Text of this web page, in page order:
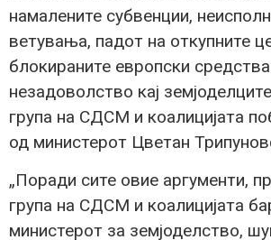
намалените субвенции,
ветувања, падот на откупните
блокираните европски
незадоволство кај
група на СДСМ и коалицијата
од министерот Цветан
„Поради сите овие аргументи,
група на СДСМ и коалицијата
министерот за земјоделство,